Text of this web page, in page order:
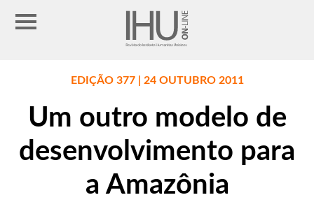
EDIÇÃO 377 | 24 OUTUBRO 2011
Um outro modelo de
desenvolvimento para
a Amazônia